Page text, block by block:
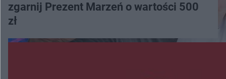
zgarnij Prezent Marzeń o wartości 500
zł